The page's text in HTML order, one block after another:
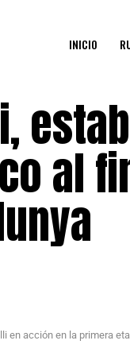
INICIO
al
en acción en la primera